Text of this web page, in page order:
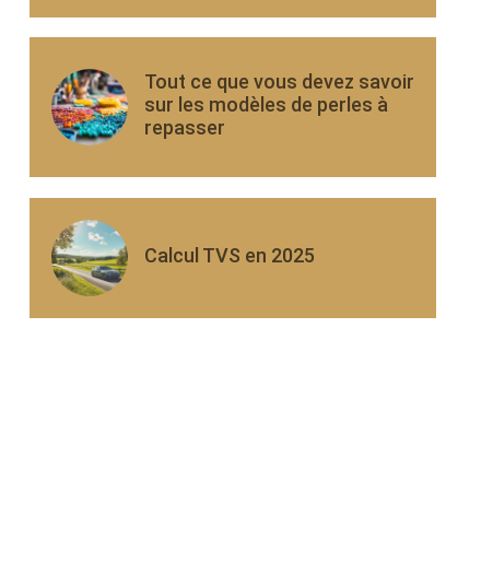
Tout ce que vous devez savoir
sur les modèles de perles à
repasser
Calcul TVS en 2025